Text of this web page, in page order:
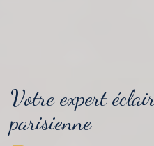
Votreexpert
parisienne